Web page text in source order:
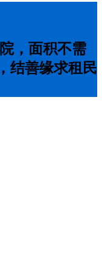
，面积不需
结善缘求租民